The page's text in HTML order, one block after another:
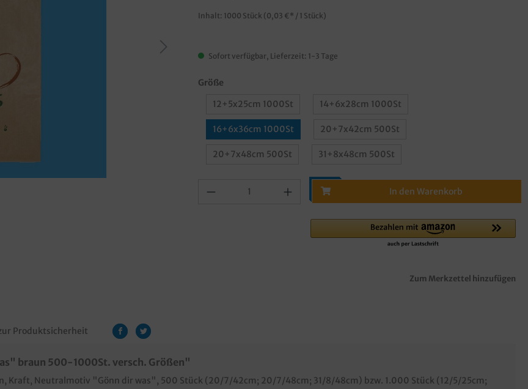
Inhalt: 1000 Stück (0,03 €* / 1 Stück)
Sofort verfügbar, Lieferzeit: 1-3 Tage
Größe
12+5x25cm 1000St
14+6x28cm 1000St
16+6x36cm 1000St 20+7x42cm 500St
20+7x48cm 500St 31+8x48cm 500St
In den Warenkorb
Zum Merkzettel hinzufügen
Produktsicherheit
braun 500-1000St. versch. Größen"
Kraft, Neutralmotiv "Gönn dir was", 500 Stück (20/7/42cm; 20/7/48cm; 31/8/48cm) bzw. 1.000 Stück (12/5/25cm;